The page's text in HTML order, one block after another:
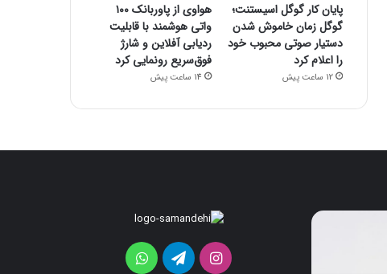
پایان کار گوگل اسیستنت؛
گوگل زمان خاموش شدن
دستیار صوتی محبوب خود
را اعلام کرد
12 ساعت پیش
هواوی از پاوربانک ۱۰۰
واتی هوشمند با قابلیت
ردیابی آفلاین و شارژ
فوق‌سریع رونمایی کرد
14 ساعت پیش
اینستاگرامتلگرام واتس